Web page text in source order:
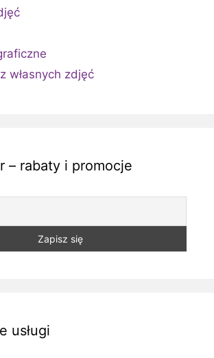
własnych zdjęć
– rabaty i promocje
usługi